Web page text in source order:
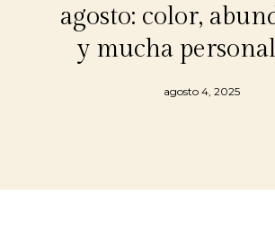
agosto: color,
y mucha
agosto 4, 2025